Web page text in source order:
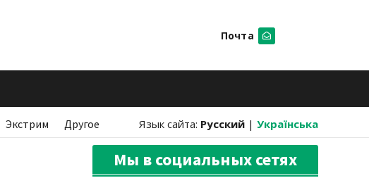
Почта
Экстрим Другое Язык сайта: Русский | Українська
Мы в социальных сетях